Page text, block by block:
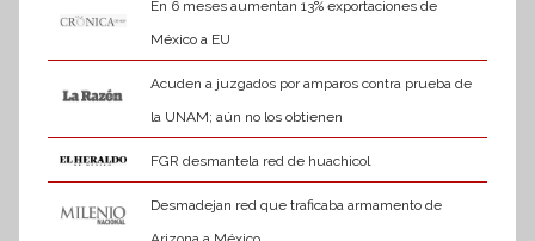
En 6 meses aumentan 13% exportaciones de
México a EU
Acuden a juzgados por amparos contra prueba de
la UNAM; aún no los obtienen
FGR desmantela red de huachicol
Desmadejan red que traficaba armamento de